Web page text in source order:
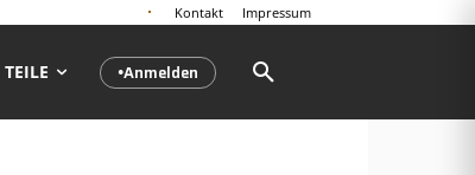
Kontakt Impressum
●Anmelden